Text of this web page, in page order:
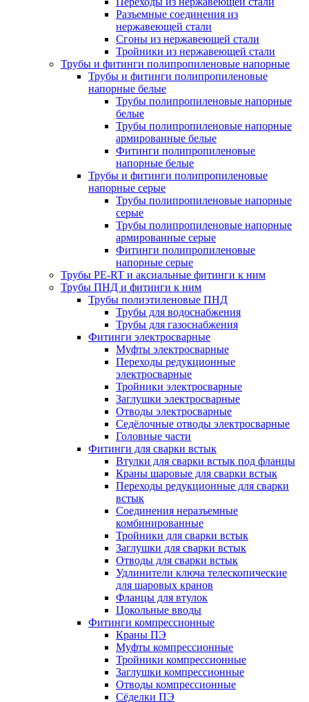
Разъемные соединения из
нержавеющей стали
Сгоны из нержавеющей стали
Тройники из нержавеющей стали
Трубы и фитинги полипропиленовые напорные
Трубы и фитинги полипропиленовые
напорные белые
Трубы полипропиленовые напорные
белые
Трубы полипропиленовые напорные
армированные белые
Фитинги полипропиленовые
напорные белые
Трубы и фитинги полипропиленовые
напорные серые
Трубы полипропиленовые напорные
серые
Трубы полипропиленовые напорные
армированные серые
Фитинги полипропиленовые
напорные серые
Трубы PE-RT и аксиальные фитинги к ним
Трубы ПНД и фитинги к ним
Трубы полиэтиленовые ПНД
Трубы для водоснабжения
Трубы для газоснабжения
Фитинги электросварные
Муфты электросварные
Переходы редукционные
электросварные
Тройники электросварные
Заглушки электросварные
Отводы электросварные
Седёлочные отводы электросварные
Головные части
Фитинги для сварки встык
Втулки для сварки встык под фланцы
Краны шаровые для сварки встык
Переходы редукционные для сварки
встык
Соединения неразъемные
комбинированные
Тройники для сварки встык
Заглушки для сварки встык
Отводы для сварки встык
Удлинители ключа телескопические
для шаровых кранов
Фланцы для втулок
Цокольные вводы
Фитинги компрессионные
Краны ПЭ
Муфты компрессионные
Тройники компрессионные
Заглушки компрессионные
Отводы компрессионные
Сёделки ПЭ